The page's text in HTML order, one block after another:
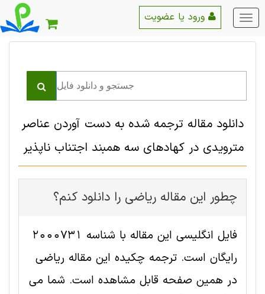
منو
اصلی
دانلود مقاله ترجمه شده به دست آوردن عناصر
مترویدی در کهادهای سه همبند اجتناب ناپذیر
چطور این مقاله رياضی را دانلود کنم؟
فایل انگلیسی این مقاله با شناسه 2000731
رایگان است. ترجمه چکیده این مقاله رياضی
در همین صفحه قابل مشاهده است. شما می